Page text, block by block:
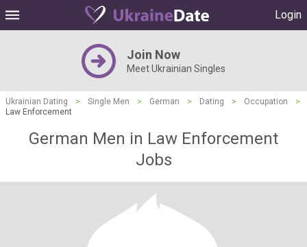
Login
Join Now
Meet Ukrainian Singles
Ukrainian Dating > Single Men > German > Dating > Occupation
>
Law Enforcement
German Men in Law Enforcement
Jobs